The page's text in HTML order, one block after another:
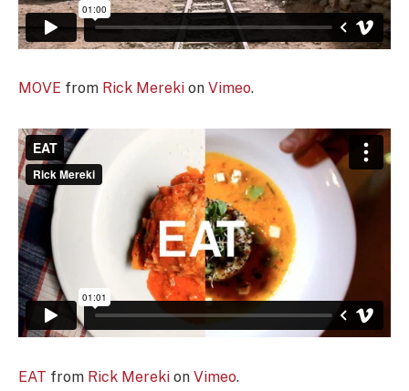
MOVE from Rick Mereki on Vimeo.
EAT from Rick Mereki on Vimeo.